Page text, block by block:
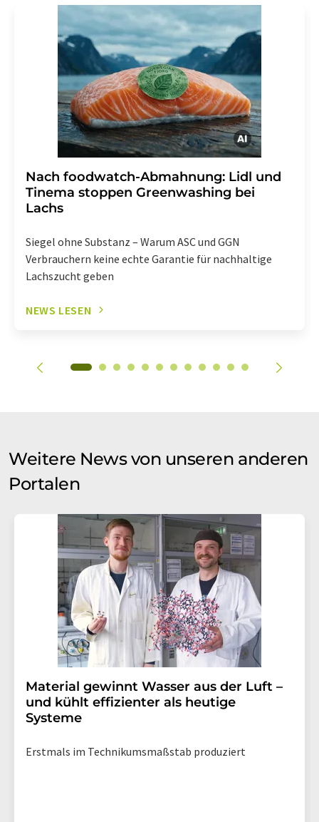
Str. 2, 12489 Berlin oder per E-Mail unter
widerruf@lumitos.commit Wirkung für die Zukunft
widerrufen. Zudem ist in jeder E-Mail ein Link zur
Abbestellung des entsprechenden Newsletters
enthalten.
Nach foodwatch-Abmahnung: Lidl und
Tinema stoppen Greenwashing bei
Lachs
Siegel ohne Substanz – Warum ASC und GGN
Verbrauchern keine echte Garantie für nachhaltige
Lachszucht geben
NEWS LESEN
Weitere News von unseren anderen
Portalen
Material gewinnt Wasser aus der Luft –
und kühlt effizienter als heutige
Systeme
Erstmals im Technikumsmaßstab produziert